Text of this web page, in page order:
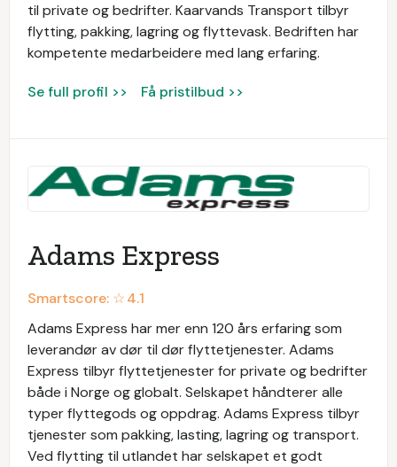
til private og bedrifter. Kaarvands Transport tilbyr
flytting, pakking, lagring og flyttevask. Bedriften har
kompetente medarbeidere med lang erfaring.
Se full profil >> Få pristilbud >>
Adams Express
Smartscore: ☆4.1
Adams Express har mer enn 120 års erfaring som
leverandør av dør til dør flyttetjenester. Adams
Express tilbyr flyttetjenester for private og bedrifter
både i Norge og globalt. Selskapet håndterer alle
typer flyttegods og oppdrag. Adams Express tilbyr
tjenester som pakking, lasting, lagring og transport.
Ved flytting til utlandet har selskapet et godt